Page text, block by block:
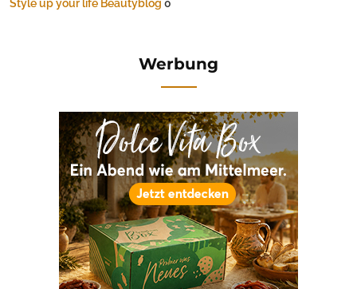
Style up your life Beautyblog 0
Werbung